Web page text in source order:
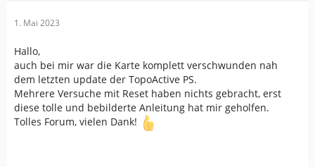
1. Mai 2023
Hallo,
auch bei mir war die Karte komplett verschwunden nah
dem letzten update der TopoActive PS.
Mehrere Versuche mit Reset haben nichts gebracht, erst
diese tolle und bebilderte Anleitung hat mir geholfen.
Tolles Forum, vielen Dank!